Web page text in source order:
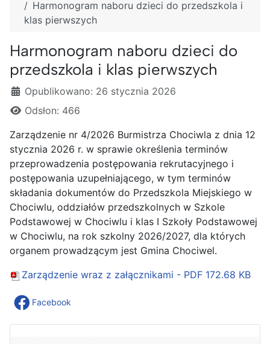
Harmonogram naboru dzieci do przedszkola i
klas pierwszych
Harmonogram naboru dzieci do
przedszkola i klas pierwszych
Szczegóły
Opublikowano: 26 stycznia 2026
Odsłon: 466
Zarządzenie nr 4/2026 Burmistrza Chociwla z dnia 12
stycznia 2026 r. w sprawie określenia terminów
przeprowadzenia postępowania rekrutacyjnego i
postępowania uzupełniającego, w tym terminów
składania dokumentów do Przedszkola Miejskiego w
Chociwlu, oddziałów przedszkolnych w Szkole
Podstawowej w Chociwlu i klas I Szkoły Podstawowej
w Chociwlu, na rok szkolny 2026/2027, dla których
organem prowadzącym jest Gmina Chociwel.
Zarządzenie wraz z załącznikami - PDF 172.68 KB
Facebook